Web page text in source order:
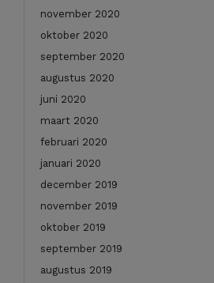
november 2020
oktober 2020
september 2020
augustus 2020
juni 2020
maart 2020
februari 2020
januari 2020
december 2019
november 2019
oktober 2019
september 2019
augustus 2019